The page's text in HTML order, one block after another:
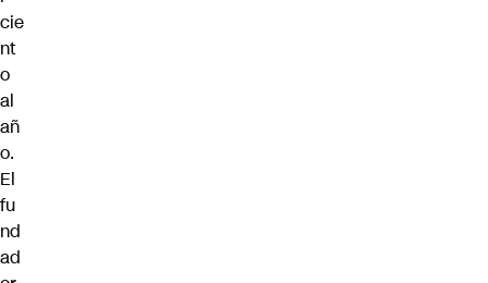
cie
nt
o
al
añ
o.
El
fu
nd
ad